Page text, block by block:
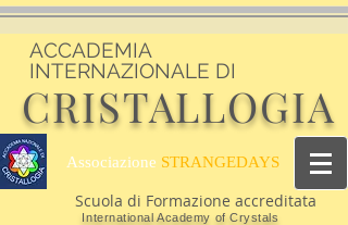
Associazione STRANGEDAYS
Scuola di Formazione accreditata
International Academy of Crystals
CRISTALLOGIA
ACCADEMIA
INTERNAZIONALE DI